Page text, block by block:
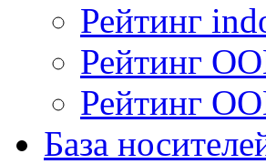
Рейтинг
Рейтинг
Рейтинг
База